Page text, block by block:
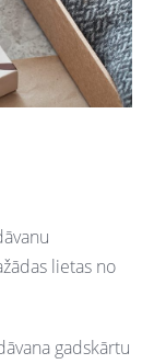
lietas no
gadskārtu